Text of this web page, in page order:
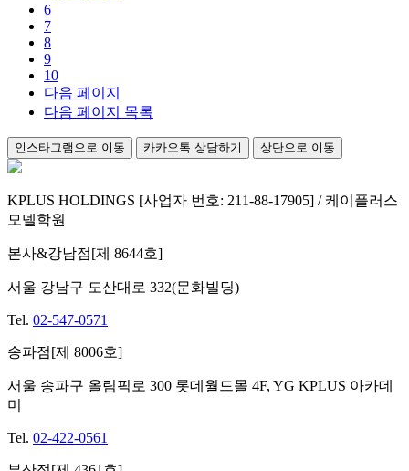
6
7
8
9
10
다음 페이지
다음 페이지 목록
인스타그램으로 이동 카카오톡 상담하기 상단으로 이동
KPLUS HOLDINGS [사업자 번호: 211-88-17905] / 케이플러스
모델학원
본사&강남점[제 8644호]
서울 강남구 도산대로 332(문화빌딩)
Tel. 02-547-0571
송파점[제 8006호]
서울 송파구 올림픽로 300 롯데월드몰 4F, YG KPLUS 아카데
미
Tel. 02-422-0561